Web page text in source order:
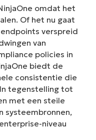
omdat het
Of het nu gaat
verspreid
van
policies in
biedt de
consistentie die
tegenstelling tot
met een steile
systeembronnen,
niveau